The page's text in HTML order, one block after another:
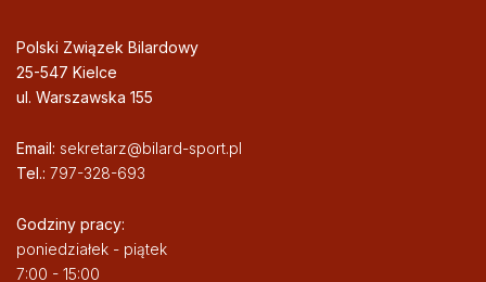
Polski Związek Bilardowy
25-547 Kielce
ul. Warszawska 155
Email: sekretarz@bilard-sport.pl
Tel.: 797-328-693
Godziny pracy:
poniedziałek - piątek
7:00 - 15:00